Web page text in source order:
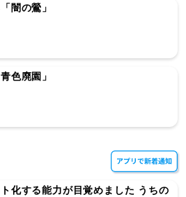
闇の鶯」
色廃園」
化する能力が目覚めました うちの